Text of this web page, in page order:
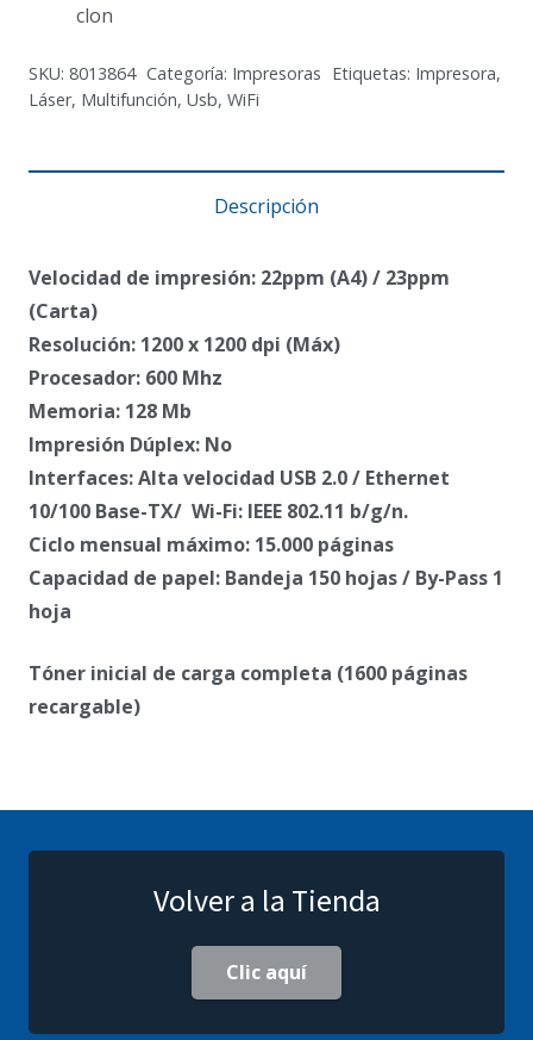
clon
SKU: 8013864 Categoría: Impresoras Etiquetas: Impresora,
Láser, Multifunción, Usb, WiFi
Descripción
Velocidad de impresión: 22ppm (A4) / 23ppm
(Carta)
Resolución: 1200 x 1200 dpi (Máx)
Procesador: 600 Mhz
Memoria: 128 Mb
Impresión Dúplex: No
Interfaces: Alta velocidad USB 2.0 / Ethernet
10/100 Base-TX/ Wi-Fi: IEEE 802.11 b/g/n.
Ciclo mensual máximo: 15.000 páginas
Capacidad de papel: Bandeja 150 hojas / By-Pass 1
hoja
Tóner inicial de carga completa (1600 páginas
recargable)
Volver a la Tienda
Clic aquí